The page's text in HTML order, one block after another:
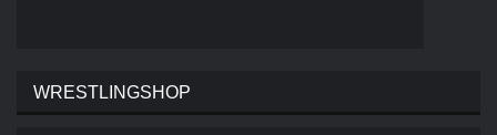
WRESTLINGSHOP